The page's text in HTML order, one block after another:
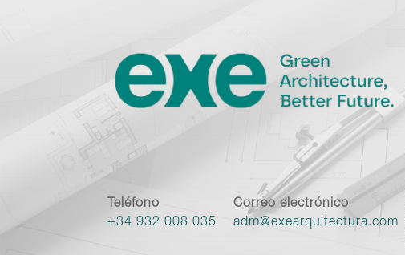
Teléfono
+34 932 008 035
Correo electrónico
adm@exearquitectura.com